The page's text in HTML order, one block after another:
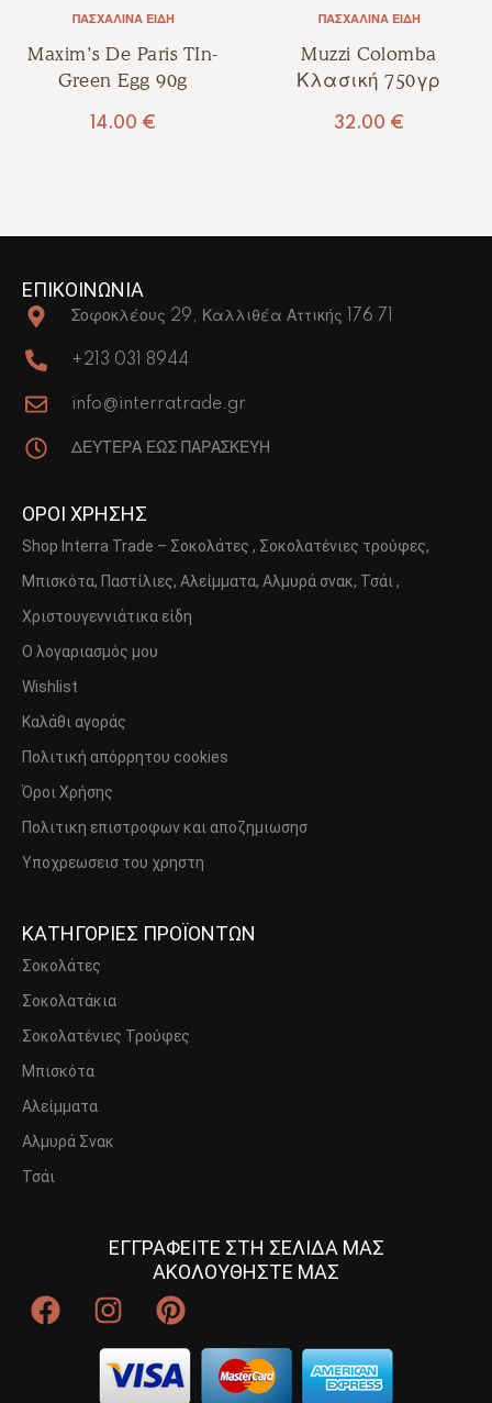
ΠΑΣΧΑΛΙΝΆ ΕΊΔΗ
Maxim’s De Paris TIn-
Green Egg 90g
14.00 €
ΠΑΣΧΑΛΙΝΆ ΕΊΔΗ
Muzzi Colomba
Κλασική 750γρ
32.00 €
ΕΠΙΚΟΙΝΩΝΙΑ
Σοφοκλέους 29, Καλλιθέα Αττικής 176 71
+213 031 8944
info@interratrade.gr
ΔΕΥΤΕΡΑ ΕΩΣ ΠΑΡΑΣΚΕΥΗ
ΟΡΟΙ ΧΡΗΣΗΣ
Shop Interra Trade – Σοκολάτες , Σοκολατένιες τρούφες,
Μπισκότα, Παστίλιες, Αλείμματα, Αλμυρά σνακ, Τσάι ,
Χριστουγεννιάτικα είδη
Ο λογαριασμός μου
Wishlist
Καλάθι αγοράς
Πολιτική απόρρητου cookies
Όροι Χρήσης
Πολιτικη επιστροφων και αποζημιωσησ
Υποχρεωσεισ του χρηστη
ΚΑΤΗΓΟΡΙΕΣ ΠΡΟΪΟΝΤΩΝ
Σοκολάτες
Σοκολατάκια
Σοκολατένιες Τρούφες
Μπισκότα
Αλείμματα
Αλμυρά Σνακ
Τσάι
ΕΓΓΡΑΦΕΙΤΕ ΣΤΗ ΣΕΛΙΔΑ ΜΑΣ
ΑΚΟΛΟΥΘΗΣΤΕ ΜΑΣ